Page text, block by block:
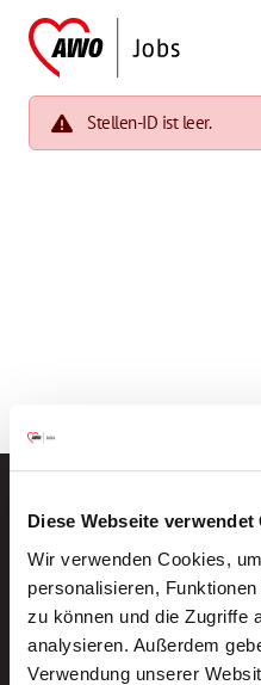
Diese Webseite verwendet
Wir verwenden Cookies,
personalisieren,
zu können und die Zugriffe
analysieren. Außerdem
Verwendung unserer
Stellen-ID ist leer.
Neue
Ein kostenloser